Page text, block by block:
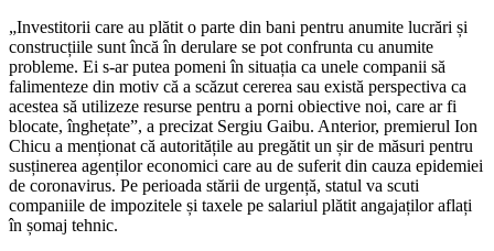
„Investitorii care au plătit o par­te din bani pentru anumite lucrări și
construcțiile sunt încă în deru­lare se pot confrunta cu anumite
probleme. Ei s-ar putea pomeni în situația ca unele companii să
falimenteze din motiv că a scăzut cererea sau există perspectiva ca
acestea să utilizeze resurse pen­tru a porni obiective noi, care ar fi
blocate, înghețate”, a precizat Ser­giu Gaibu. Anterior, premierul Ion
Chicu a menționat că autoritățile au pregătit un șir de măsuri pen­tru
susținerea agenților economici care au de suferit din cauza epide­miei
de coronavirus. Pe perioada stării de urgență, statul va scuti
companiile de impozitele și taxele pe salariul plătit angajaților aflați
în șomaj tehnic.